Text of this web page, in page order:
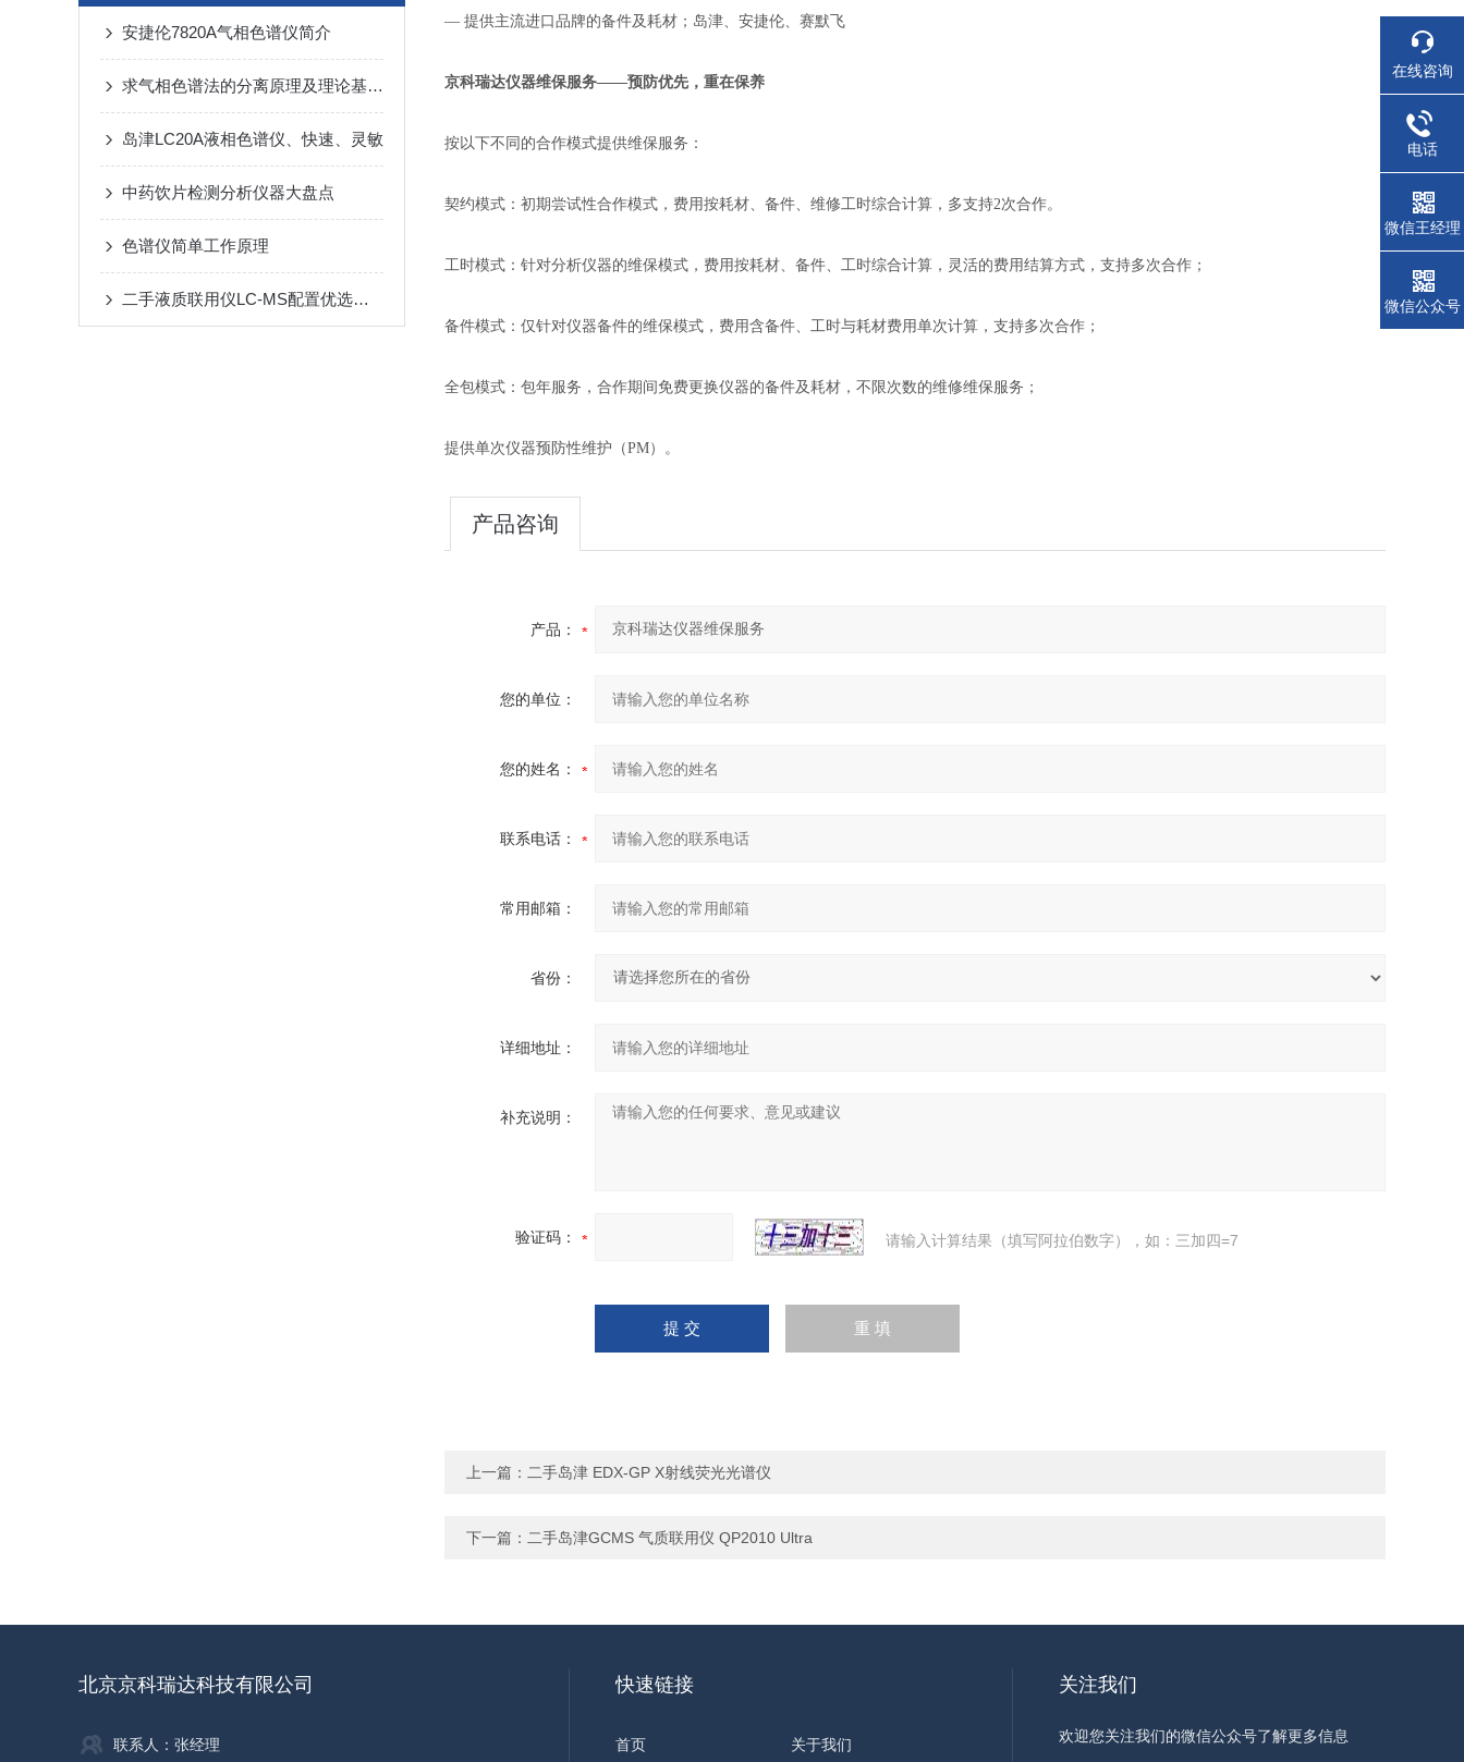
安捷伦7820A气相色谱仪简介
求气相色谱法的分离原理及理论基础？
岛津LC20A液相色谱仪、快速、灵敏
中药饮片检测分析仪器大盘点
色谱仪简单工作原理
二手液质联用仪LC-MS配置优选原则
— 提供主流进口品牌的备件及耗材；岛津、安捷伦、赛默飞
京科瑞达仪器维保服务——预防优先，重在保养
按以下不同的合作模式提供维保服务：
契约模式：初期尝试性合作模式，费用按耗材、备件、维修工时综合计算，多支持2次合作。
工时模式：针对分析仪器的维保模式，费用按耗材、备件、工时综合计算，灵活的费用结算方式，支持多次合作；
备件模式：仅针对仪器备件的维保模式，费用含备件、工时与耗材费用单次计算，支持多次合作；
全包模式：包年服务，合作期间免费更换仪器的备件及耗材，不限次数的维修维保服务；
提供单次仪器预防性维护（PM）。
产品咨询
产品：
您的单位：
您的姓名：
联系电话：
常用邮箱：
省份：
详细地址：
补充说明：
验证码： 请输入计算结果（填写阿拉伯数字），如：三加四=7
上一篇： 二手岛津 EDX-GP X射线荧光光谱仪
下一篇： 二手岛津GCMS 气质联用仪 QP2010 Ultra
北京京科瑞达科技有限公司
联系人：张经理
快速链接
首页 关于我们
关注我们
欢迎您关注我们的微信公众号了解更多信息
在线咨询
电话
微信王经理
微信公众号